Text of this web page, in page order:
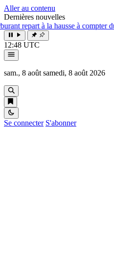
Aller au contenu
Dernières nouvelles
à la hausse à compter du 1er
12:48 UTC
sam., 8 août samedi, 8 août 2026
Se connecter S'abonner